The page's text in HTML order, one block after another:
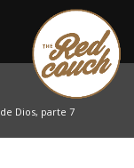
Dios, parte 7